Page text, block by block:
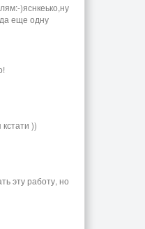
)яснкеько,ну
еще одну
))
эту работу, но